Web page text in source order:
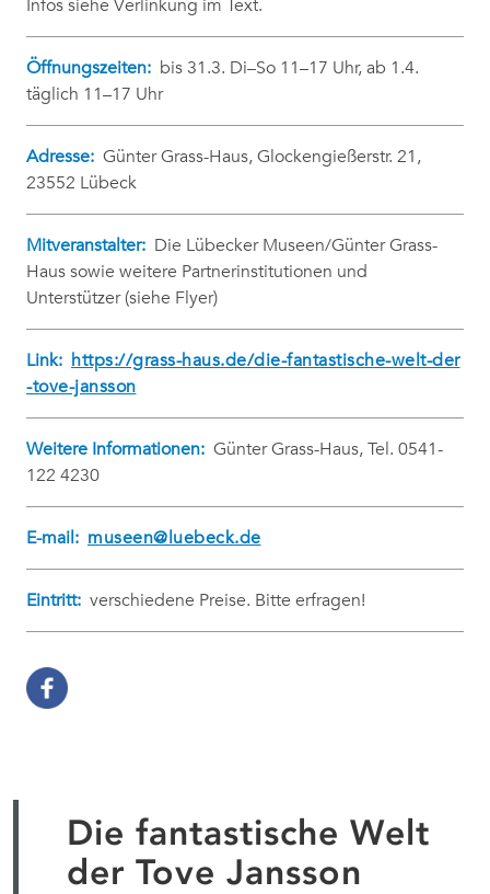
Infos siehe Verlinkung im Text.
Öffnungszeiten: bis 31.3. Di–So 11–17 Uhr, ab 1.4.
täglich 11–17 Uhr
Adresse: Günter Grass-Haus, Glockengießerstr. 21,
23552 Lübeck
Mitveranstalter: Die Lübecker Museen/Günter Grass-
Haus sowie weitere Partnerinstitutionen und
Unterstützer (siehe Flyer)
Link: https://grass-haus.de/die-fantastische-welt-der
-tove-jansson
Weitere Informationen: Günter Grass-Haus, Tel. 0541-
122 4230
E-mail: museen@luebeck.de
Eintritt: verschiedene Preise. Bitte erfragen!
Die fantastische Welt
der Tove Jansson